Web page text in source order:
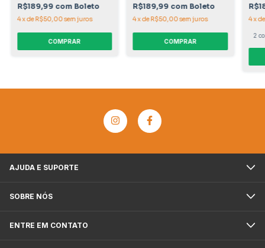
R$189,99 com Boleto
4xdeR$50,00sem juros
COMPRAR
R$189,99 com Boleto
4xdeR$50,00sem juros
COMPRAR
4x
2
AJUDA E SUPORTE
SOBRE NÓS
ENTRE EM CONTATO